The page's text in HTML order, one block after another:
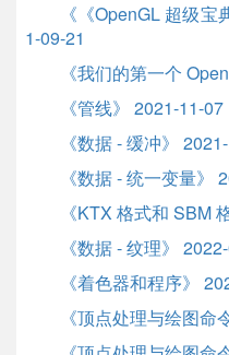
《《OpenGL 超级
1-09-21
《我们的第一个
《管线》 2021-11-07
《数据 - 缓冲》
《数据 - 统一变量》
《KTX 格式和 SBM
《数据 - 纹理》
《着色器和程序》
《顶点处理与绘图